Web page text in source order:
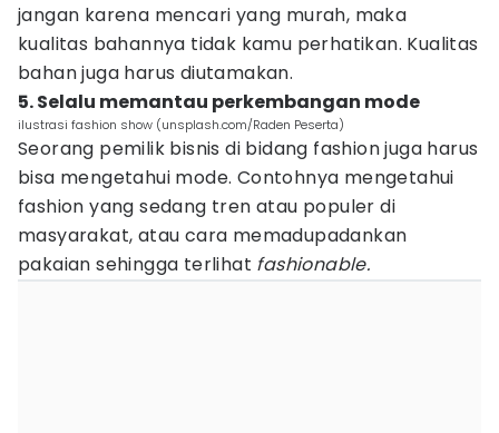
jangan karena mencari yang murah, maka
kualitas bahannya tidak kamu perhatikan. Kualitas
bahan juga harus diutamakan.
5. Selalu memantau perkembangan mode
ilustrasi fashion show (unsplash.com/Raden Peserta)
Seorang pemilik bisnis di bidang fashion juga harus
bisa mengetahui mode. Contohnya mengetahui
fashion yang sedang tren atau populer di
masyarakat, atau cara memadupadankan
pakaian sehingga terlihat fashionable.